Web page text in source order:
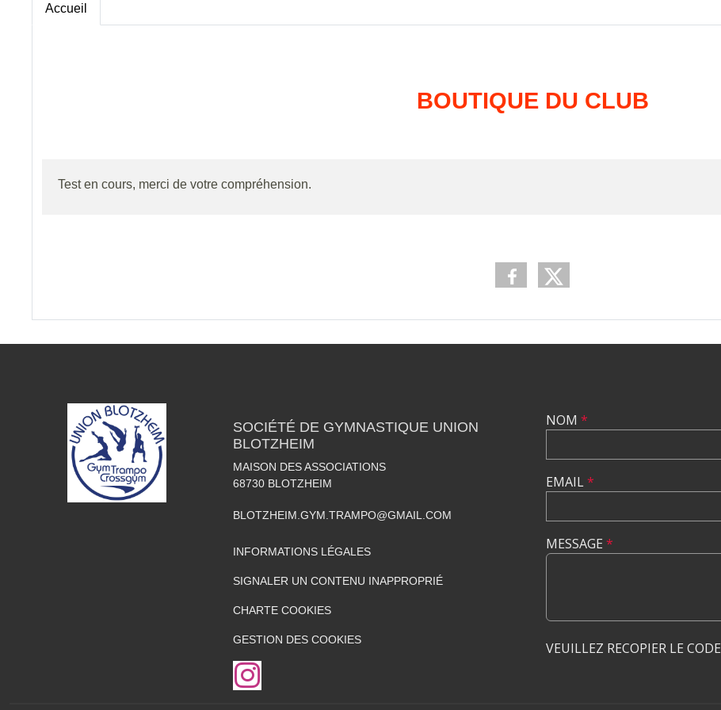
Accueil
BOUTIQUE DU CLUB
Test en cours, merci de votre compréhension.
SOCIÉTÉ DE GYMNASTIQUE UNION
BLOTZHEIM
MAISON DES ASSOCIATIONS
68730 BLOTZHEIM
BLOTZHEIM.GYM.TRAMPO@GMAIL.COM
INFORMATIONS LÉGALES
SIGNALER UN CONTENU INAPPROPRIÉ
CHARTE COOKIES
GESTION DES COOKIES
NOM *
EMAIL*
MESSAGE *
VEUILLEZ RECOPIER LE CODE